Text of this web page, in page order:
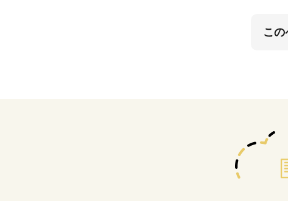
こ